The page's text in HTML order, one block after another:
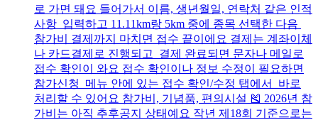
로 가면 돼요 들어가서 이름, 생년월일, 연락처 같은 인적
사항 입력하고 11.11km랑 5km 중에 종목 선택한 다음
참가비 결제까지 마치면 접수 끝이에요 결제는 계좌이체
나 카드결제로 진행되고 결제 완료되면 문자나 메일로
접수 확인이 와요 접수 확인이나 정보 수정이 필요하면
참가신청 메뉴 안에 있는 접수 확인/수정 탭에서 바로
처리할 수 있어요 참가비, 기념품, 편의시설 🎽 2026년 참
가비는 아직 추후공지 상태예요 작년 제18회 기준으로는